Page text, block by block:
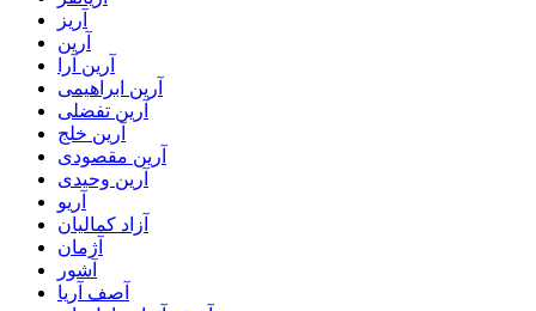
آریز
آرین
آرین آرا
آرین ابراهیمی
آرین تفضلی
آرین خلج
آرین مقصودی
آرین وحیدی
آریو
آزاد کمالیان
آژمان
آشور
آصف آریا